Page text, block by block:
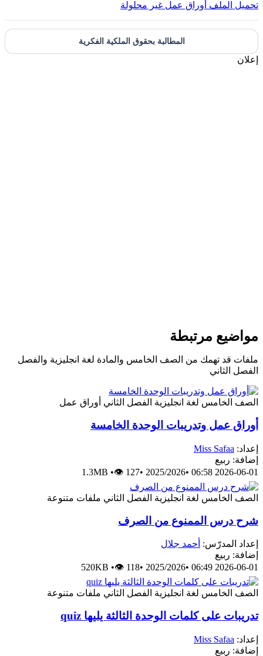
تحميل الملف أوراق عمل غير محلولة
المطالبة بحقوق الملكية الفكرية
إعلان
مواضيع مرتبطة
ملفات قد تهمك من الصف الخامس والمادة لغة انجليزية والفصل
الفصل الثاني
الصف الخامس لغة انجليزية الفصل الثاني أوراق عمل
أوراق عمل وتدريبات الوحدة الخامسة
إعداد: Miss Safaa
إضافة: ربيع
2026-06-01 06:58
•
2025/2026
•
1.3MB •👁 127
الصف الخامس لغة انجليزية الفصل الثاني ملفات متنوعة
شرح درس الممنوع من الصرف
إعداد المدرّس: أحمد جلال
إضافة: ربيع
2026-06-01 06:49
•
2025/2026
•
520KB •👁 118
الصف الخامس لغة انجليزية الفصل الثاني ملفات متنوعة
تدريبات على كلمات الوحدة الثالثة يليها quiz
إعداد: Miss Safaa
إضافة: ربيع